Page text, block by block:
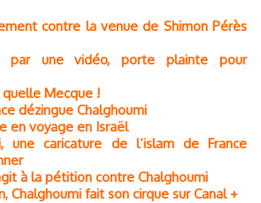
contre la venue de Shimon Pérès
par une vidéo, porte plainte pour
quelle Mecque !
dézingue Chalghoumi
en voyage en Israël
une caricature de l’islam de France
à la pétition contre Chalghoumi
Chalghoumi fait son cirque sur Canal +